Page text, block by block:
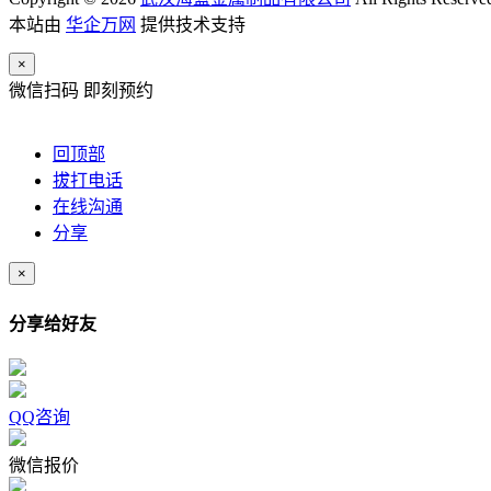
本站由 华企万网 提供技术支持
×
微信扫码 即刻预约
回顶部
拔打电话
在线沟通
分享
×
分享给好友
QQ咨询
微信报价